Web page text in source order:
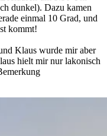
dunkel). Dazu kamen
einmal 10 Grad, und
kommt!
Klaus wurde mir aber
hielt mir nur lakonisch